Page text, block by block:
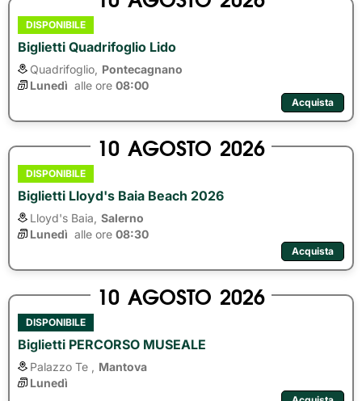
DISPONIBILE
Biglietti Quadrifoglio Lido
Quadrifoglio, Pontecagnano
Lunedì alle ore 08:00
Acquista
10 AGOSTO 2026
DISPONIBILE
Biglietti Lloyd's Baia Beach 2026
Lloyd's Baia, Salerno
Lunedì alle ore 08:30
Acquista
10 AGOSTO 2026
DISPONIBILE
Biglietti PERCORSO MUSEALE
Palazzo Te ,
Mantova
Lunedì